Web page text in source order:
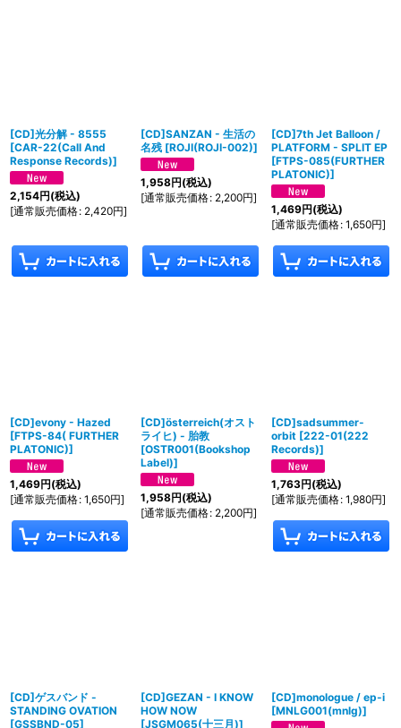
[CD]光分解 - 8555
[CAR-22(Call And
Response Records)]
2,154円(税込)
[通常販売価格: 2,420円]
[CD]SANZAN - 生活の
名残 [ROJI(ROJI-002)]
1,958円(税込)
[通常販売価格: 2,200円]
[CD]7th Jet Balloon /
PLATFORM - SPLIT EP
[FTPS-085(FURTHER
PLATONIC)]
1,469円(税込)
[通常販売価格: 1,650円]
[CD]evony - Hazed
[FTPS-84( FURTHER
PLATONIC)]
1,469円(税込)
[通常販売価格: 1,650円]
[CD]österreich(オスト
ライヒ) - 胎教
[OSTR001(Bookshop
Label)]
1,958円(税込)
[通常販売価格: 2,200円]
[CD]sadsummer-
orbit [222-01(222
Records)]
1,763円(税込)
[通常販売価格: 1,980円]
[CD]ゲスバンド -
STANDING OVATION
[GSSBND-05]
[CD]GEZAN - I KNOW
HOW NOW
[JSGM065(十三月)]
[CD]monologue / ep-i
[MNLG001(mnlg)]